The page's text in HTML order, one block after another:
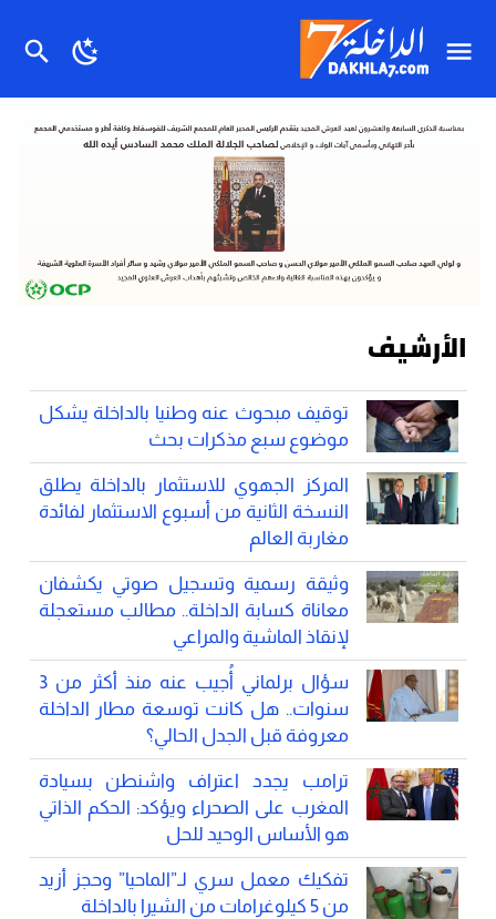
الأرشيف
توقيف مبحوث عنه وطنيا بالداخلة يشكل
موضوع سبع مذكرات بحث
المركز الجهوي للاستثمار بالداخلة يطلق
النسخة الثانية من أسبوع الاستثمار لفائدة
مغاربة العالم
وثيقة رسمية وتسجيل صوتي يكشفان
معاناة كسابة الداخلة.. مطالب مستعجلة
لإنقاذ الماشية والمراعي
سؤال برلماني أُجيب عنه منذ أكثر من 3
سنوات.. هل كانت توسعة مطار الداخلة
معروفة قبل الجدل الحالي؟
ترامب يجدد اعتراف واشنطن بسيادة
المغرب على الصحراء ويؤكد: الحكم الذاتي
هو الأساس الوحيد للحل
تفكيك معمل سري لـ”الماحيا” وحجز أزيد
من 5 كيلوغرامات من الشيرا بالداخلة